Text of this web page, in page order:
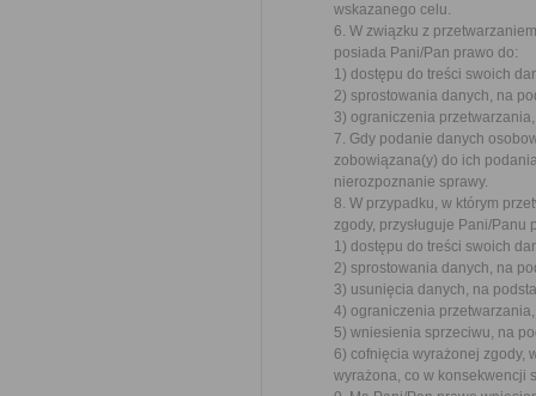
wskazanego celu.
6. W związku z
posiada Pani/Pan prawo do:
1) dostępu do treści swoich
2) sprostowania danych, na
3) ograniczenia
7. Gdy podanie danych
zobowiązana(y) do ich
nierozpoznanie sprawy.
8. W przypadku, w którym
zgody, przysługuje Pani/Panu
1) dostępu do treści swoich
2) sprostowania danych, na
3) usunięcia danych, na
4) ograniczenia
5) wniesienia sprzeciwu, na
6) cofnięcia wyrażonej zgody,
wyrażona, co w konsekwencji